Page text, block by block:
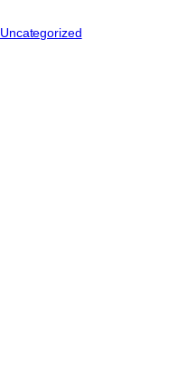
Uncategorized